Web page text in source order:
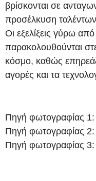
βρίσκονται σε
προσέλκυση
Οι εξελίξεις γύρω
παρακολουθούνται
κόσμο, καθώς
αγορές και τα
Πηγή φωτογραφίας 1:
Πηγή φωτογραφίας 2:
Πηγή φωτογραφίας 3: